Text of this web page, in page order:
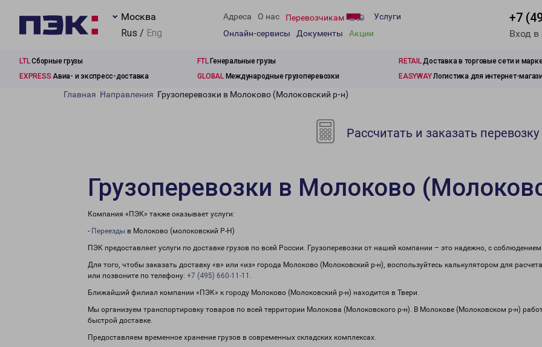
Москва
Rus / Eng
Адреса О нас Перевозчикам
Услуги
Онлайн-сервисы
Документы Акции
+7
Вход
LTLСборные грузы FTLГенеральные грузы RETAILДоставка в торговые сети и
EXPRESS Авиа- и экспресс-доставка GLOBALМеждународные грузоперевозки EASYWAYЛогистика для интернет-
Главная Направления Грузоперевозки в Молоково (Молоковский р-н)
Рассчитать и заказать перевозку
Грузоперевозки в Молоково
Компания «ПЭК» также оказывает услуги:
- Переезды в Молоково (молоковский Р-Н)
ПЭК предоставляет услуги по доставке грузов по всей России. Грузоперевозки от нашей компании – это надежно, с
Для того, чтобы заказать доставку «в» или «из» города Молоково (Молоковский р-н), воспользуйтесь калькулятором для
или позвоните по телефону: +7 (495) 660-11-11 .
Ближайший филиал компании «ПЭК» к городу Молоково (Молоковский р-н) находится в Твери.
Мы организуем транспортировку товаров по всей территории Молокова (Молоковского р-н). В Молокове (Молоковском р-н)
быстрой доставке.
Предоставляем временное хранение грузов в современных складских комплексах.